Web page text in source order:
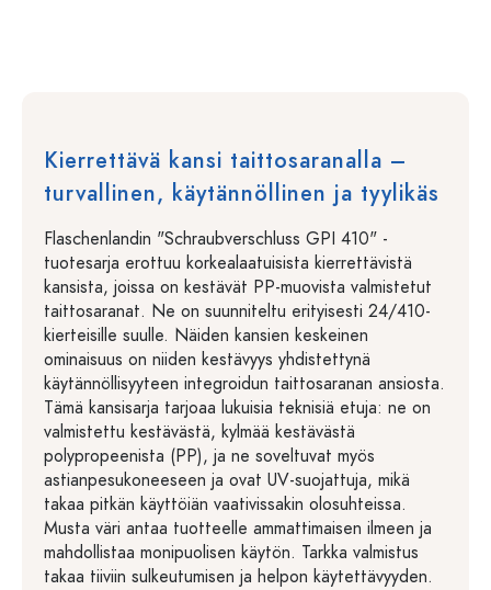
Kierrettävä kansi taittosaranalla –
turvallinen, käytännöllinen ja tyylikäs
Flaschenlandin "Schraubverschluss GPI 410" -
tuotesarja erottuu korkealaatuisista kierrettävistä
kansista, joissa on kestävät PP-muovista valmistetut
taittosaranat. Ne on suunniteltu erityisesti 24/410-
kierteisille suulle. Näiden kansien keskeinen
ominaisuus on niiden kestävyys yhdistettynä
käytännöllisyyteen integroidun taittosaranan ansiosta.
Tämä kansisarja tarjoaa lukuisia teknisiä etuja: ne on
valmistettu kestävästä, kylmää kestävästä
polypropeenista (PP), ja ne soveltuvat myös
astianpesukoneeseen ja ovat UV-suojattuja, mikä
takaa pitkän käyttöiän vaativissakin olosuhteissa.
Musta väri antaa tuotteelle ammattimaisen ilmeen ja
mahdollistaa monipuolisen käytön. Tarkka valmistus
takaa tiiviin sulkeutumisen ja helpon käytettävyyden.